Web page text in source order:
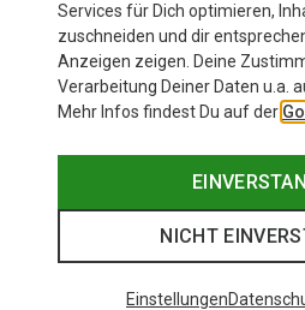
Services für Dich optimieren,
zuschneiden und dir
Anzeigen zeigen. Deine
Verarbeitung Deiner Daten u.a.
Mehr Infos findest Du auf der
NICHT
Einstellungen